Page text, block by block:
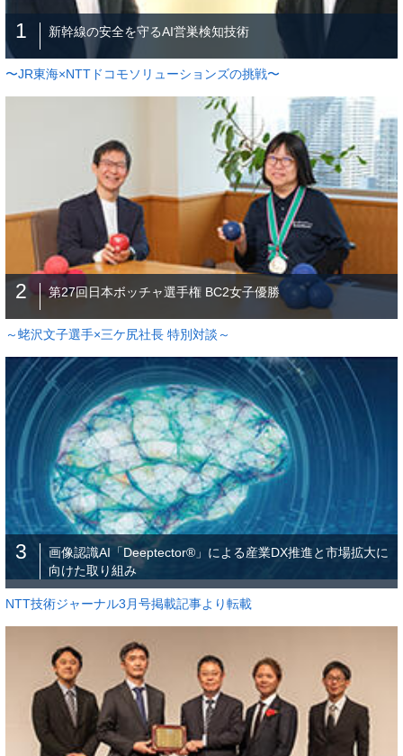
1 新幹線の安全を守るAI営巣検知技術
〜JR東海×NTTドコモソリューションズの挑戦〜
2 第27回日本ボッチャ選手権 BC2女子優勝
～蛯沢文子選手×三ケ尻社長 特別対談～
3
画像認識AI「Deeptector®」による産業DX推進と市場拡大に
向けた取り組み
NTT技術ジャーナル3月号掲載記事より転載